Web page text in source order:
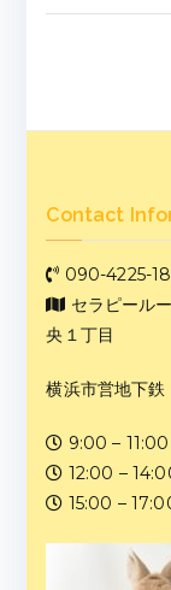
Contact
090-4225-
セラピール
央１丁目
横浜市営地下
9:00 – 11:00
12:00 –
15:00 –